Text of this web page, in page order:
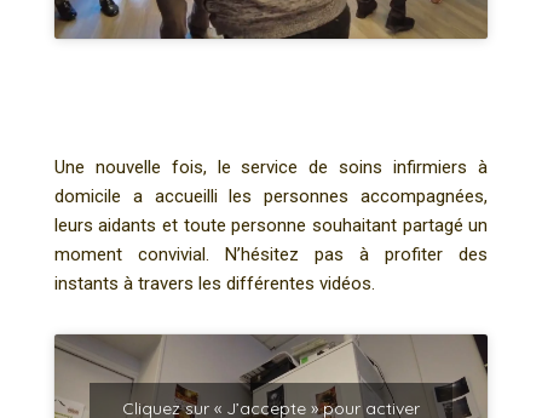
Une nouvelle fois, le service de soins infirmiers à
domicile a accueilli les personnes accompagnées,
leurs aidants et toute personne souhaitant partagé un
moment convivial. N’hésitez pas à profiter des
instants à travers les différentes vidéos.
Cliquez sur « J’accepte » pour activer